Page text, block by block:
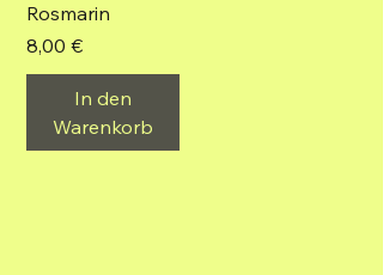
Rosmarin
Preis
8,00 €
In den
Warenkorb